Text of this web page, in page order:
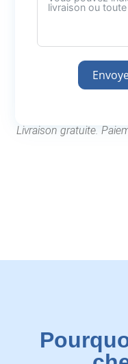
Livraison gratuite.